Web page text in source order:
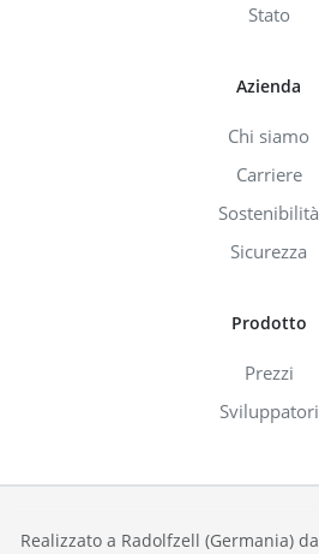
Stato
Azienda
Chi siamo
Carriere
Sostenibilità
Sicurezza
Prodotto
Prezzi
Sviluppatori
Realizzato a Radolfzell (Germania) da